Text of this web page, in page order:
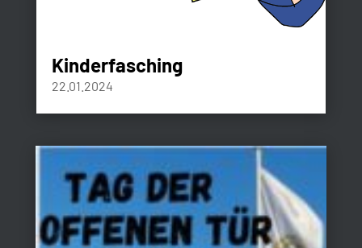
Kinderfasching
22.01.2024